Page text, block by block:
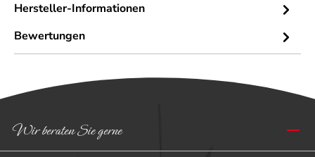
Hersteller-Informationen
Bewertungen
Wir beraten Sie gerne